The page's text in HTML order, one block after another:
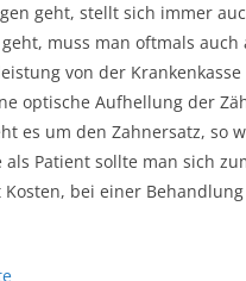
geht, stellt sich immer
muss man oftmals auch
von der
optische Aufhellung der
es um den Zahnersatz, so
Patient sollte man sich
bei einer